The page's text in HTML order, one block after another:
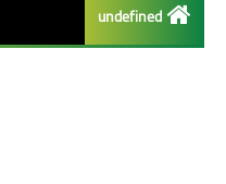
undefined